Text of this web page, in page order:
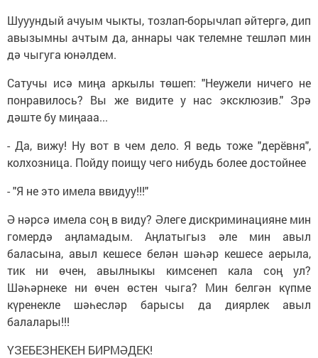
Шууундый ачуым чыкты, тозлап-борычлап әйтергә, дип
авызымны ачтым да, аннары чак телемне тешләп мин
дә чыгуга юнәлдем.
Сатучы исә миңа аркылы төшеп: "Неужели ничего не
понравилось? Вы же видите у нас эксклюзив." Зрә
дәште бу миңааа...
- Да, вижу! Ну вот в чем дело. Я ведь тоже "дерёвня",
колхозница. Пойду поищу чего нибудь более достойнее
- "Я не это имела ввидуу!!!"
Ә нәрсә имела соң в виду? Әлеге дискриминацияне мин
гомердә аңламадым. Аңлатыгыз әле мин авыл
баласына, авыл кешесе белән шәһәр кешесе аерыла,
тик ни өчен, авылныкы кимсенеп кала соң ул?
Шәһәрнеке ни өчен өстен чыга? Мин белгән күпме
күренекле шәһесләр барысы да диярлек авыл
балалары!!!
ҮЗЕБЕЗНЕКЕН БИРМӘДЕК!